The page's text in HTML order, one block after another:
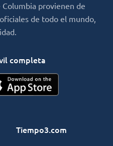
provienen de
de todo el mundo,
completa
Tiempo3.com